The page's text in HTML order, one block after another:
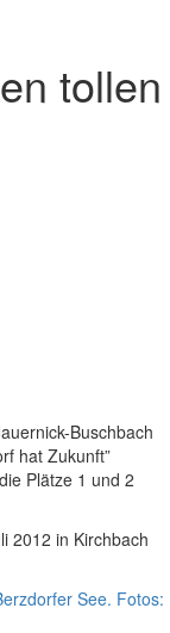
tollen
Buschbach
hat Zukunft”
Plätze 1 und 2
2012 in Kirchbach